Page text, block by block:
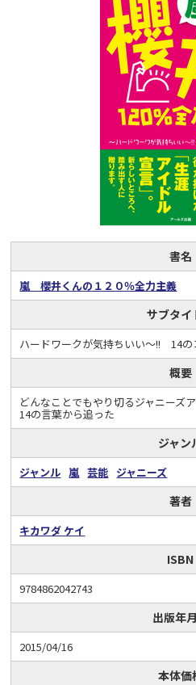
書名
嵐 櫻井くんの１２０％全力主義
サブタイ
ハードワークが気持ちいい～!! 14の
概要
どんなことでもやり切るジャニーズ
14の言葉から追った
ジャン
ジャンル 嵐 芸能 ジャニーズ
著者
キカワダ ケイ
ISBN
9784862042743
出版年
2015/04/16
本体価